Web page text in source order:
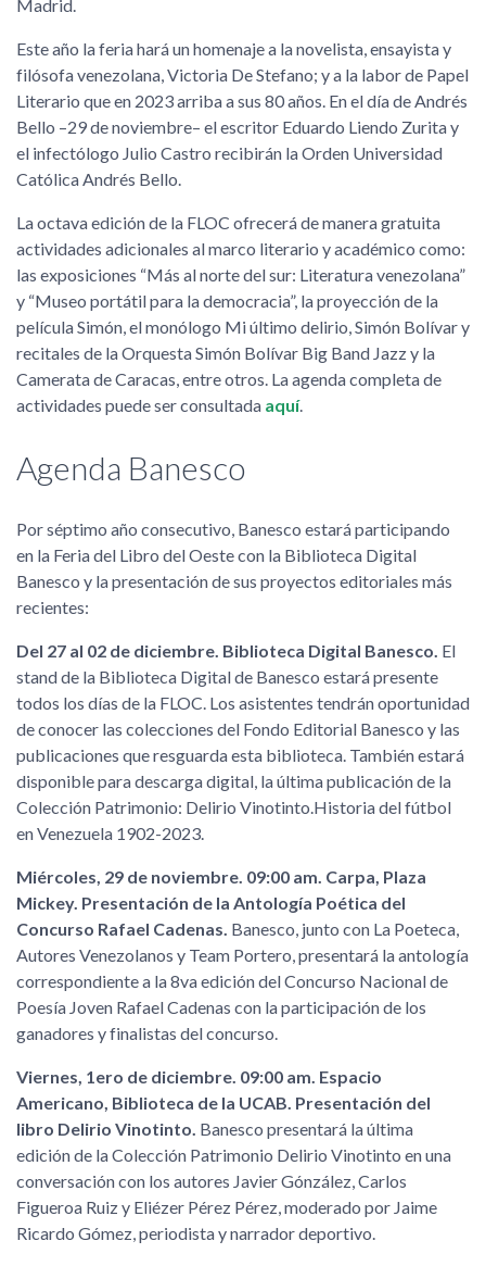
Madrid.
Este año la feria hará un homenaje a la novelista, ensayista y
filósofa venezolana, Victoria De Stefano; y a la labor de Papel
Literario que en 2023 arriba a sus 80 años. En el día de Andrés
Bello –29 de noviembre– el escritor Eduardo Liendo Zurita y
el infectólogo Julio Castro recibirán la Orden Universidad
Católica Andrés Bello.
La octava edición de la FLOC ofrecerá de manera gratuita
actividades adicionales al marco literario y académico como:
las exposiciones “Más al norte del sur: Literatura venezolana”
y “Museo portátil para la democracia”, la proyección de la
película Simón, el monólogo Mi último delirio, Simón Bolívar y
recitales de la Orquesta Simón Bolívar Big Band Jazz y la
Camerata de Caracas, entre otros. La agenda completa de
actividades puede ser consultada aquí.
Agenda Banesco
Por séptimo año consecutivo, Banesco estará participando
en la Feria del Libro del Oeste con la Biblioteca Digital
Banesco y la presentación de sus proyectos editoriales más
recientes:
Del 27 al 02 de diciembre. Biblioteca Digital Banesco. El
stand de la Biblioteca Digital de Banesco estará presente
todos los días de la FLOC. Los asistentes tendrán oportunidad
de conocer las colecciones del Fondo Editorial Banesco y las
publicaciones que resguarda esta biblioteca. También estará
disponible para descarga digital, la última publicación de la
Colección Patrimonio: Delirio Vinotinto.Historia del fútbol
en Venezuela 1902-2023.
Miércoles, 29 de noviembre. 09:00 am. Carpa, Plaza
Mickey. Presentación de la Antología Poética del
Concurso Rafael Cadenas. Banesco, junto con La Poeteca,
Autores Venezolanos y Team Portero, presentará la antología
correspondiente a la 8va edición del Concurso Nacional de
Poesía Joven Rafael Cadenas con la participación de los
ganadores y finalistas del concurso.
Viernes, 1ero de diciembre. 09:00 am. Espacio
Americano, Biblioteca de la UCAB. Presentación del
libro Delirio Vinotinto. Banesco presentará la última
edición de la Colección Patrimonio Delirio Vinotinto en una
conversación con los autores Javier Gónzález, Carlos
Figueroa Ruiz y Eliézer Pérez Pérez, moderado por Jaime
Ricardo Gómez, periodista y narrador deportivo.